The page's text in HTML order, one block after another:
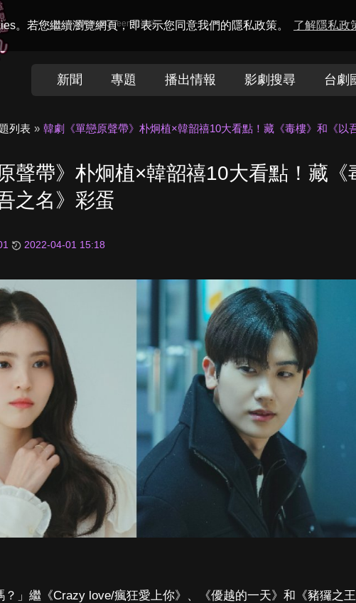
。若您繼續瀏覽網頁，即表示您同意我們的隱私政策。 了解隱私政
Welcome toDramaQueen電視迷
新聞 專題 播出情報 影劇搜尋 台劇
列表 韓劇《單戀原聲帶》朴炯植×韓韶禧10大看點！藏《毒樓》和《以
聲帶》朴炯植×韓韶禧10大看點！藏《
之名》彩蛋
2022-04-01 15:18
？」繼《Crazy love/瘋狂愛上你》、《優越的一天》和《豬玀之王